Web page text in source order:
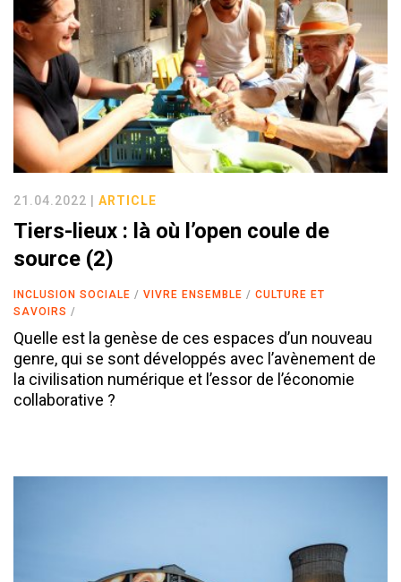
21.04.2022 | ARTICLE
Tiers-lieux : là où l’open coule de
source (2)
INCLUSION SOCIALE VIVRE ENSEMBLE
CULTURE ET
SAVOIRS
Quelle est la genèse de ces espaces d’un nouveau
genre, qui se sont développés avec l’avènement de
la civilisation numérique et l’essor de l’économie
collaborative ?